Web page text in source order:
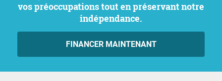
vos préoccupations tout en préservant notre
indépendance.
FINANCER MAINTENANT